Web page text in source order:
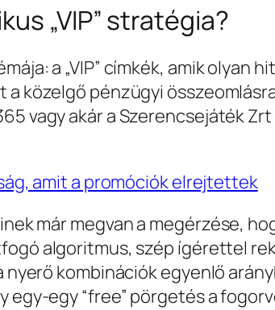
„VIP” stratégia?
a „VIP” címkék, amik olyan
közelgő pénzügyi
vagy akár a Szerencsejáték
amit a promóciók elrejtettek
már megvan a megérzése,
algoritmus, szép ígérettel
kombinációk egyenlő
egy “free” pörgetés a